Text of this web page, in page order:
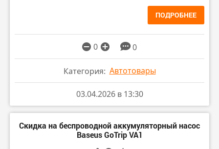
ПОДРОБНЕЕ
0 0
Категория: Автотовары
03.04.2026 в 13:30
Скидка на беспроводной аккумуляторный насос
Baseus GoTrip VA1